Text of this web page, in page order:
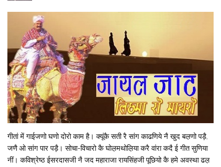
गीतां में गाईजणो घणो दोरो काम है। क्यूंकै सती रै सांग काढणिये नै खुद बल़णो पड़ै,
जणै ओ सांग पार पड़ै। सोचा-विचारो कै घोल़मथोल़िया करै वांरा कदै ई गीत सुणिया
नीं। कविश्रेष्ठ ईसरदासजी नै जद महाराजा रायसिंहजी पूछियो कै हमे अवस्था ढल़